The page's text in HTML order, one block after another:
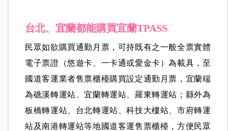
台北、宜蘭都能購買宜蘭TPASS
民眾如欲購買通勤月票，可持既有之一般全票實體
電子票證（悠遊卡、一卡通或愛金卡）為載具，至
國道客運業者售票櫃檯購買設定通勤月票，宜蘭端
為礁溪轉運站、宜蘭轉運站、羅東轉運站；縣外為
板橋轉運站、台北轉運站、科技大樓站、市府轉運
站及南港轉運站等地國道客運售票櫃檯，方便民眾